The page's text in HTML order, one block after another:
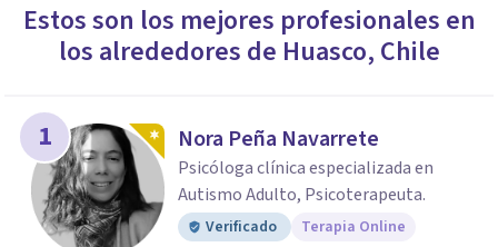
Estos son los mejores profesionales en
los alrededores de Huasco, Chile
1 Nora Peña Navarrete
Psicóloga clínica especializada en
Autismo Adulto, Psicoterapeuta.
Verificado Terapia Online